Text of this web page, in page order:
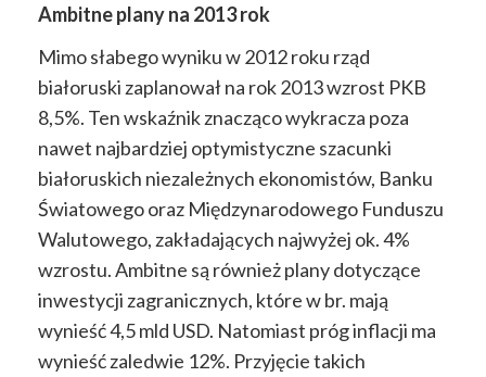
Ambitne plany na 2013 rok
Mimo słabego wyniku w 2012 roku rząd
białoruski zaplanował na rok 2013 wzrost PKB
8,5%. Ten wskaźnik znacząco wykracza poza
nawet najbardziej optymistyczne szacunki
białoruskich niezależnych ekonomistów, Banku
Światowego oraz Międzynarodowego Funduszu
Walutowego, zakładających najwyżej ok. 4%
wzrostu. Ambitne są również plany dotyczące
inwestycji zagranicznych, które w br. mają
wynieść 4,5 mld USD. Natomiast próg inflacji ma
wynieść zaledwie 12%. Przyjęcie takich